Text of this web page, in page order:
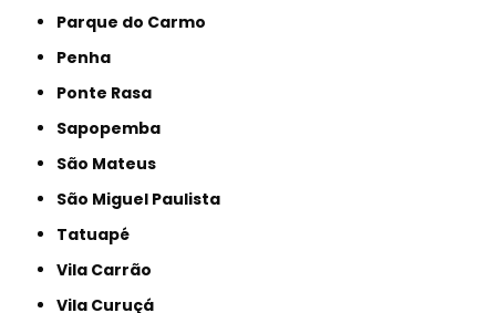
Parque do Carmo
Penha
Ponte Rasa
Sapopemba
São Mateus
São Miguel Paulista
Tatuapé
Vila Carrão
Vila Curuçá